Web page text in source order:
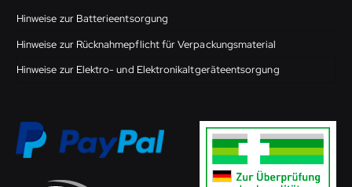
Hinweise zur Batterieentsorgung
Hinweise zur Rücknahmepflicht für Verpackungsmaterial
Hinweise zur Elektro- und Elektronikaltgeräteentsorgung